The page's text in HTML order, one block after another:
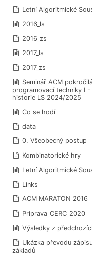
Letní Algoritmické
2016_ls
2016_zs
2017_ls
2017_zs
Seminář ACM
programovací techniky I
historie LS 2024/2025
Co se hodí
data
0. Všeobecný postup
Kombinatorické hry
Letní Algoritmické
Links
ACM MARATON 2016
Priprava_CERC_2020
Výsledky z
Ukázka převodu
základů